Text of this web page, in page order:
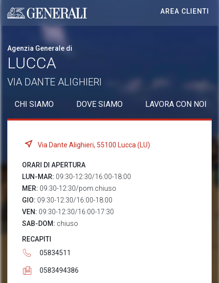
Generali logo
AREA CLIENTI
Agenzia Generale di
LUCCA
VIA DANTE ALIGHIERI
CHI SIAMO DOVE SIAMO LAVORA CON NOI
Via Dante Alighieri, 55100 Lucca (LU)
ORARI DI APERTURA
LUN-MAR: 09:30-12:30/16:00-18:00
MER: 09:30-12:30/pom.chiuso
GIO: 09:30-12:30/16:00-18:00
VEN: 09:30-12:30/16:00-17:30
SAB-DOM: chiuso
RECAPITI
05834511
0583494386